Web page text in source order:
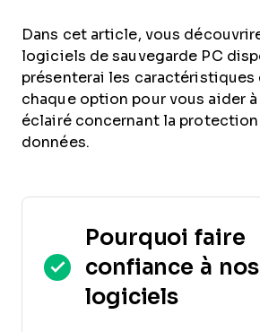
Dans cet article, vous
logiciels de sauvegarde PC
présenterai les caractéristiques
chaque option pour vous aider
éclairé concernant la protection
données.
Pourquoi faire
confiance à
logiciels